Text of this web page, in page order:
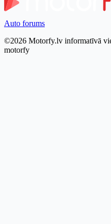
Auto forums
©2026 Motorfy.lv informatīvā
motorfy